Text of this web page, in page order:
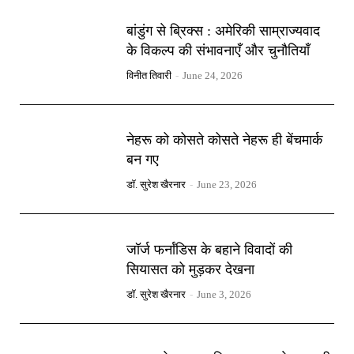
बांडुंग से ब्रिक्स : अमेरिकी साम्राज्यवाद
के विकल्प की संभावनाएँ और चुनौतियाँ
विनीत तिवारी - June 24, 2026
नेहरू को कोसते कोसते नेहरू ही बेंचमार्क
बन गए
डॉ. सुरेश खैरनार - June 23, 2026
जॉर्ज फर्नांडिस के बहाने विवादों की
सियासत को मुड़कर देखना
डॉ. सुरेश खैरनार - June 3, 2026